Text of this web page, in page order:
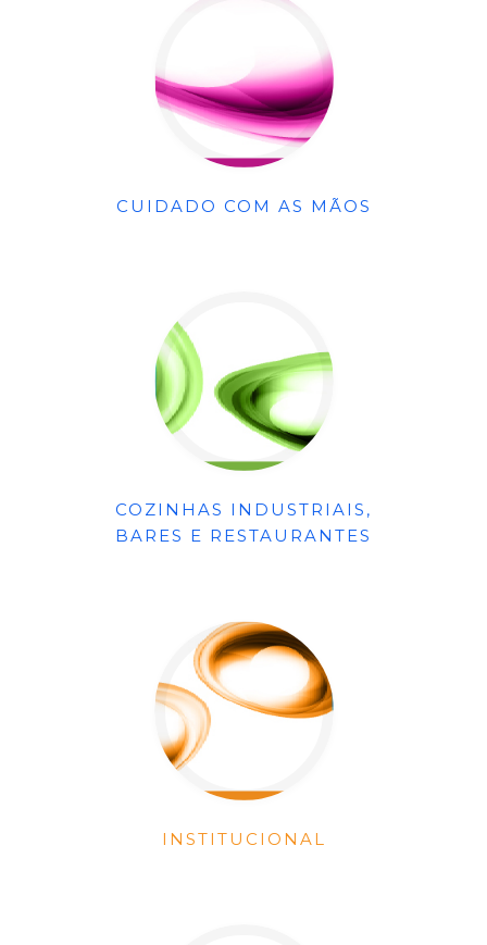
CUIDADO COM AS MÃOS
COZINHAS INDUSTRIAIS,
BARES E RESTAURANTES
INSTITUCIONAL